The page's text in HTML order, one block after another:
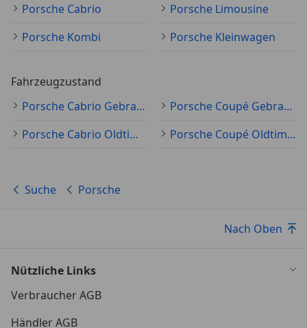
Porsche Cabrio
Porsche Limousine
Porsche Kombi
Porsche Kleinwagen
Fahrzeugzustand
Porsche Cabrio Gebraucht
Porsche Coupé Gebraucht
Porsche Cabrio Oldtimer
Porsche Coupé Oldtimer
Suche Porsche
Nach Oben
Nützliche Links
Verbraucher AGB
Händler AGB